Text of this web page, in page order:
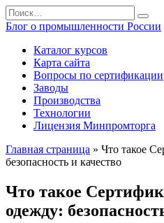
Перейти
к
содержанию
Search
for:
Блог о промышленности России
Каталог курсов
Карта сайта
Вопросы по сертификации
Заводы
Производства
Технологии
Лицензия Минпромторга
Главная страница » Что такое
безопасность и качество
Что такое
одежду: